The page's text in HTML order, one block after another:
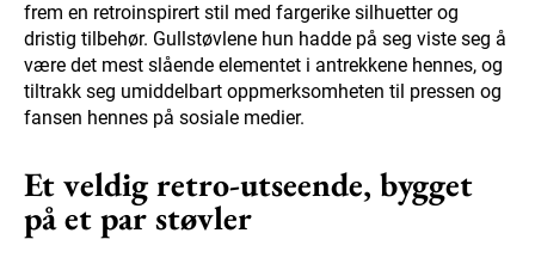
frem en retroinspirert stil med fargerike silhuetter og
dristig tilbehør. Gullstøvlene hun hadde på seg viste seg å
være det mest slående elementet i antrekkene hennes, og
tiltrakk seg umiddelbart oppmerksomheten til pressen og
fansen hennes på sosiale medier.
Et veldig retro-utseende, bygget
på et par støvler